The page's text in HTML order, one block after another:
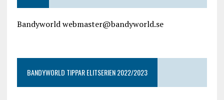
Bandyworld webmaster@bandyworld.se
BANDYWORLD TIPPAR ELITSERIEN 2022/2023